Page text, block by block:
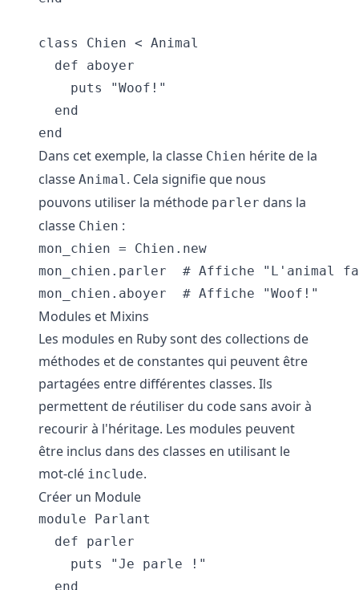
class Chien < Animal
  def aboyer
    puts "Woof!"
  end
Dans cet exemple, la classe Chien hérite de la
classe Animal. Cela signifie que nous
pouvons utiliser la méthode parler dans la
classe Chien :
mon_chien = Chien.new
mon_chien.parler  # Affiche "L'animal
Modules et Mixins
Les modules en Ruby sont des collections de
méthodes et de constantes qui peuvent être
partagées entre différentes classes. Ils
permettent de réutiliser du code sans avoir à
recourir à l'héritage. Les modules peuvent
être inclus dans des classes en utilisant le
mot-clé include.
Créer un Module
module Parlant
  def parler
    puts "Je parle !"
  end